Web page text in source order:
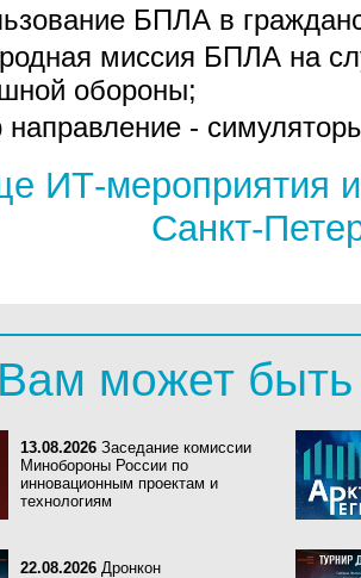
БПЛА в
миссия БПЛА на
обороны;
направление -
ИТ-мероприятия
Санкт-
Вам может быть
13.08.2026 Заседание комиссии
Минобороны России по
инновационным проектам и
технологиям
22.08.2026 Дронкон